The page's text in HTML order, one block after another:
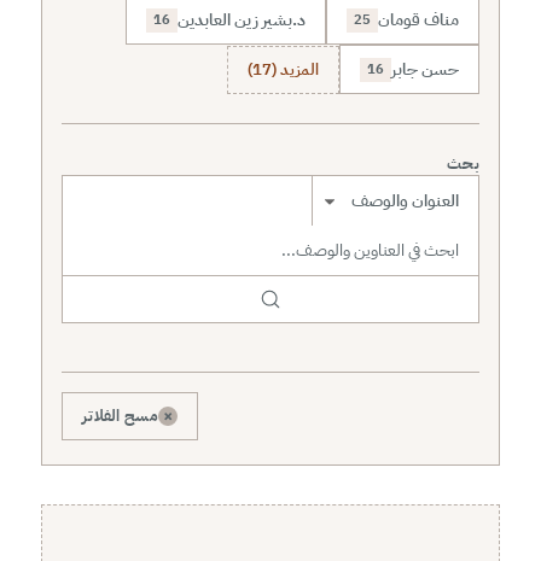
مناف قومان 25 د.بشير زين العابدين 16
حسن جابر 16 المزيد (17)
بحث
نطاق البحث
× مسح الفلاتر